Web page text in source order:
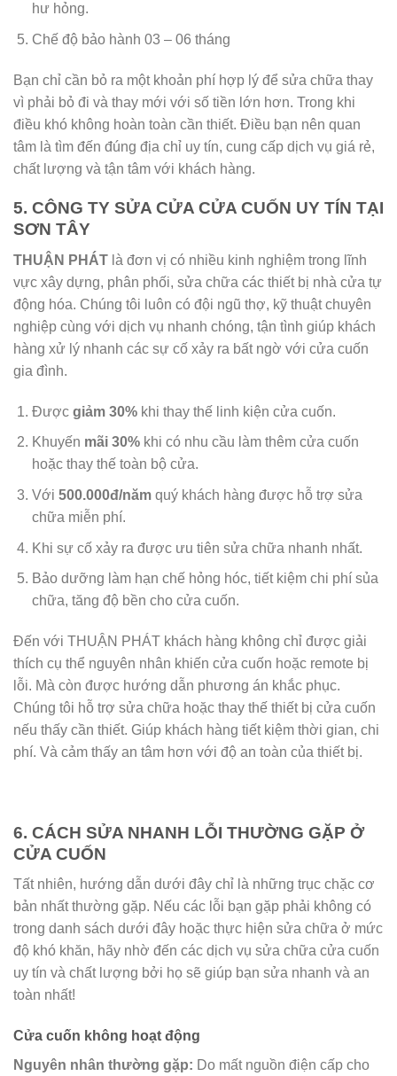
hư hỏng.
Chế độ bảo hành 03 – 06 tháng
Bạn chỉ cần bỏ ra một khoản phí hợp lý để sửa chữa thay
vì phải bỏ đi và thay mới với số tiền lớn hơn. Trong khi
điều khó không hoàn toàn cần thiết. Điều bạn nên quan
tâm là tìm đến đúng địa chỉ uy tín, cung cấp dịch vụ giá rẻ,
chất lượng và tận tâm với khách hàng.
5. CÔNG TY SỬA CỬA CỬA CUỐN UY TÍN TẠI
SƠN TÂY
THUẬN PHÁT là đơn vị có nhiều kinh nghiệm trong lĩnh
vực xây dựng, phân phối, sửa chữa các thiết bị nhà cửa tự
động hóa. Chúng tôi luôn có đội ngũ thợ, kỹ thuật chuyên
nghiệp cùng với dịch vụ nhanh chóng, tận tình giúp khách
hàng xử lý nhanh các sự cố xảy ra bất ngờ với cửa cuốn
gia đình.
Được giảm 30%khi thay thế linh kiện cửa cuốn.
Khuyến mãi 30%khi có nhu cầu làm thêm cửa cuốn
hoặc thay thế toàn bộ cửa.
Với 500.000đ/nămquý khách hàng được hỗ trợ sửa
chữa miễn phí.
Khi sự cố xảy ra được ưu tiên sửa chữa nhanh nhất.
Bảo dưỡng làm hạn chế hỏng hóc, tiết kiệm chi phí sủa
chữa, tăng độ bền cho cửa cuốn.
Đến với THUẬN PHÁT khách hàng không chỉ được giải
thích cụ thể nguyên nhân khiến cửa cuốn hoặc remote bị
lỗi. Mà còn được hướng dẫn phương án khắc phục.
Chúng tôi hỗ trợ sửa chữa hoặc thay thế thiết bị cửa cuốn
nếu thấy cần thiết. Giúp khách hàng tiết kiệm thời gian, chi
phí. Và cảm thấy an tâm hơn với độ an toàn của thiết bị.
6. CÁCH SỬA NHANH LỖI THƯỜNG GẶP Ở
CỬA CUỐN
Tất nhiên, hướng dẫn dưới đây chỉ là những trục chặc cơ
bản nhất thường gặp. Nếu các lỗi bạn gặp phải không có
trong danh sách dưới đây hoặc thực hiện sửa chữa ở mức
độ khó khăn, hãy nhờ đến các dịch vụ sửa chữa cửa cuốn
uy tín và chất lượng bởi họ sẽ giúp bạn sửa nhanh và an
toàn nhất!
Cửa cuốn không hoạt động
Nguyên nhân thường gặp: Do mất nguồn điện cấp cho